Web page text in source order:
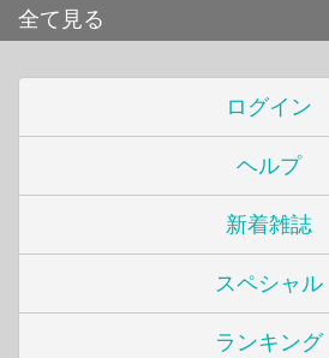
全て見る
ログイン
ヘルプ
新着雑誌
スペシャル
ランキング